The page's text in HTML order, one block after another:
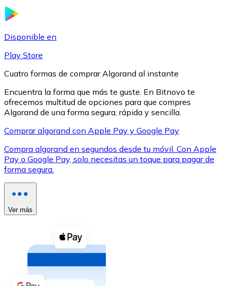
Ver todo
Compra criptomonedas con efectivo en tu tienda más
Comprar con efectivo
Transferencia SEPA
Añade fondos a tu cuenta Bitnovo o realiza compras
Disponible en
Play Store
Cuatro formas de comprar Algorand al instante
Encuentra la forma que más te guste. En Bitnovo te
ofrecemos multitud de opciones para que compres
Algorand de una forma segura, rápida y sencilla.
Comprar algorand con Apple Pay y Google Pay
Compra algorand en segundos desde tu móvil. Con Apple
Pay o Google Pay, solo necesitas un toque para pagar de
forma segura.
Ver más